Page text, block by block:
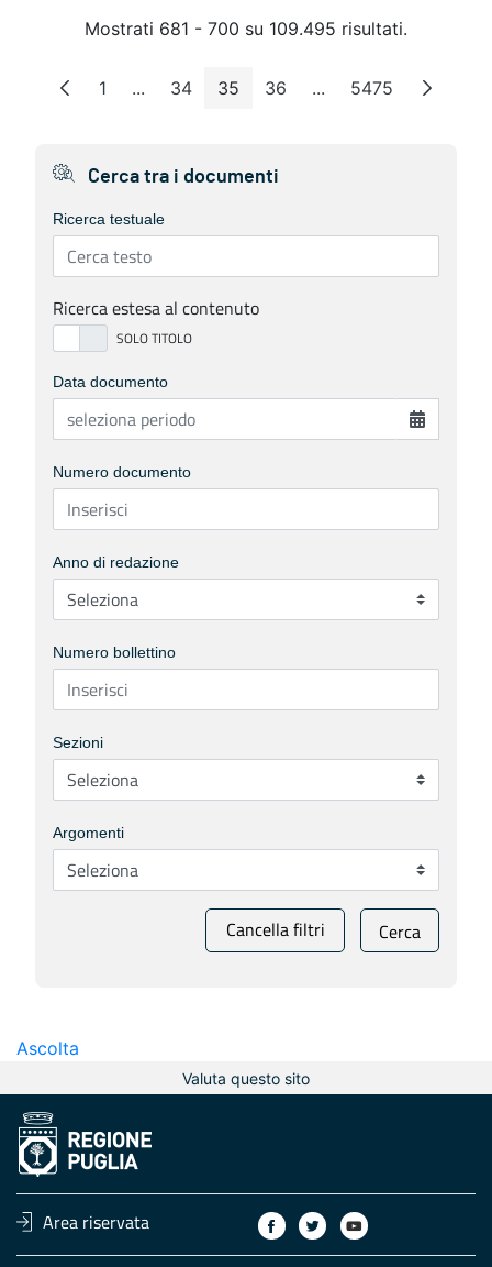
Mostrati 681 - 700 su 109.495 risultati.
Pagina
1 ...Pagine intermedie
Pagina
34 Pagina
35 Pagina
36 ...Pagine intermedie
Pagina
5475
Cerca tra i documenti
Ricerca testuale
Ricerca estesa al contenuto
Data documento
Numero documento
Anno di redazione
Numero bollettino
Sezioni
Argomenti
Cancella filtri Cerca
Ascolta
Valuta questo sito
Area riservata